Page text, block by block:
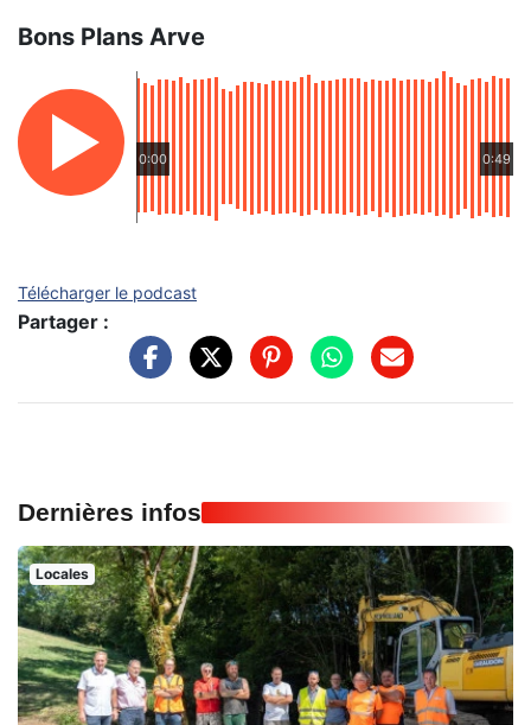
Bons Plans Arve
0:00 0:49
Télécharger le podcast
Partager :
Dernières infos
Locales